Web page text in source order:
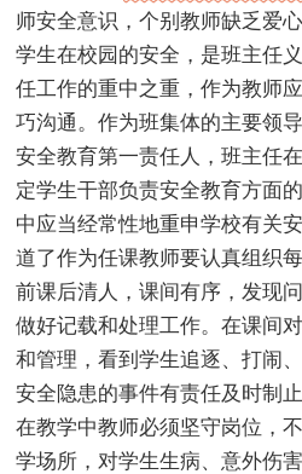
师安全意识，个别教师缺乏爱
学生在校园的安全，是班主任
任工作的重中之重，作为教师
巧沟通。作为班集体的主要领
安全教育第一责任人，班主任
定学生干部负责安全教育方面
中应当经常性地重申学校有关
道了作为任课教师要认真组织
前课后清人，课间有序，发现
做好记载和处理工作。在课间
和管理，看到学生追逐、打闹
安全隐患的事件有责任及时制
在教学中教师必须坚守岗位，
学场所，对学生生病、意外伤